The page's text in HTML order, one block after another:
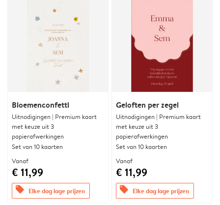
Bloemenconfetti
Uitnodigingen | Premium kaart
met keuze uit 3
papierafwerkingen
Set van 10 kaarten
Vanaf
€ 11,99
offers Elke dag lage prijzen
Geloften per zegel
Uitnodigingen | Premium kaart
met keuze uit 3
papierafwerkingen
Set van 10 kaarten
Vanaf
€ 11,99
offers Elke dag lage prijzen